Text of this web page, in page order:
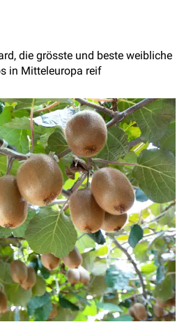
die grösste und beste weibliche
in Mitteleuropa reif